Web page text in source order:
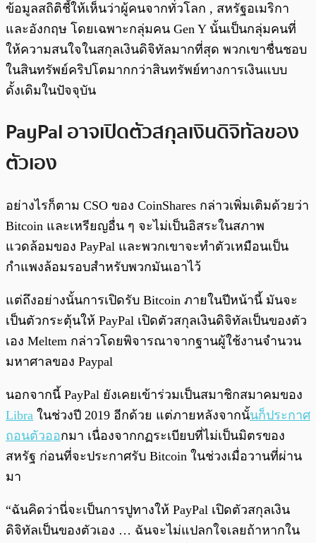
ข้อมูลสถิติชี้ให้เห็นว่าผู้คนจากทั่วโลก , สหรัฐอเมริกา
และอังกฤษ โดยเฉพาะกลุ่มคน Gen Y นั้นเป็นกลุ่มคนที่
ให้ความสนใจในสกุลเงินดิจิทัลมากที่สุด พวกเขาชื่นชอบ
ในสินทรัพย์คริปโตมากกว่าสินทรัพย์ทางการเงินแบบ
ดั้งเดิมในปัจจุบัน
PayPal อาจเปิดตัวสกุลเงินดิจิทัลของ
ตัวเอง
อย่างไรก็ตาม CSO ของ CoinShares กล่าวเพิ่มเติมด้วยว่า
Bitcoin และเหรียญอื่น ๆ จะไม่เป็นอิสระในสภาพ
แวดล้อมของ PayPal และพวกเขาจะทำตัวเหมือนเป็น
กำแพงล้อมรอบสำหรับพวกมันเอาไว้
แต่ถึงอย่างนั้นการเปิดรับ Bitcoin ภายในปีหน้านี้ มันจะ
เป็นตัวกระตุ้นให้ PayPal เปิดตัวสกุลเงินดิจิทัลเป็นของตัว
เอง Meltem กล่าวโดยพิจารณาจากฐานผู้ใช้งานจำนวน
มหาศาลของ Paypal
นอกจากนี้ PayPal ยังเคยเข้าร่วมเป็นสมาชิกสมาคมของ
Libra ในช่วงปี 2019 อีกด้วย แต่ภายหลังจากนั้นก็ประกาศ
ถอนตัวออกมา เนื่องจากกฏระเบียบที่ไม่เป็นมิตรของ
สหรัฐ ก่อนที่จะประกาศรับ Bitcoin ในช่วงเมื่อวานที่ผ่าน
มา
“ฉันคิดว่านี่จะเป็นการปูทางให้ PayPal เปิดตัวสกุลเงิน
ดิจิทัลเป็นของตัวเอง … ฉันจะไม่แปลกใจเลยถ้าหากใน